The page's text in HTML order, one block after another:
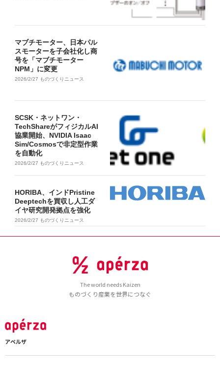
マブチモーター、日本パル
スモーターを子会社化し商
号を「マブチモーター
NPM」に変更
2026/2/27 ものづくりニュース
SCSK・ネットワン・
TechShareがフィジカルAI
協業開始、NVIDIA Isaac
Sim/Cosmosで非定型作業
を自動化
2026/2/27 ものづくりニュース
HORIBA、インドPristine
Deeptechを買収し人工ダ
イヤ研究開発拠点を強化
2026/2/27 ものづくりニュース
The world needs Kaizen
ものづくり産業を世界につなぐ
アペルザ